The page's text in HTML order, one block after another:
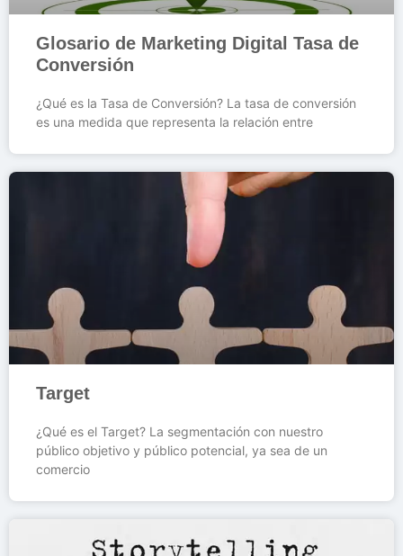
Glosario de Marketing Digital Tasa de
Conversión
¿Qué es la Tasa de Conversión? La tasa de conversión
es una medida que representa la relación entre
Target
¿Qué es el Target? La segmentación con nuestro
público objetivo y público potencial, ya sea de un
comercio